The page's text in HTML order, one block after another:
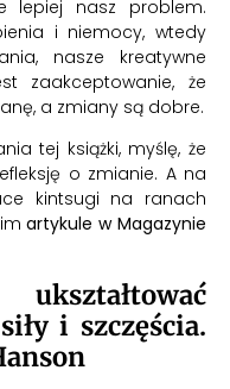
lepiej nasz problem.
i niemocy, wtedy
nasze kreatywne
zaakceptowanie, że
a zmiany są dobre.
tej książki, myślę, że
o zmianie. A na
kintsugi na ranach
artykule w Magazynie
i szczęścia.